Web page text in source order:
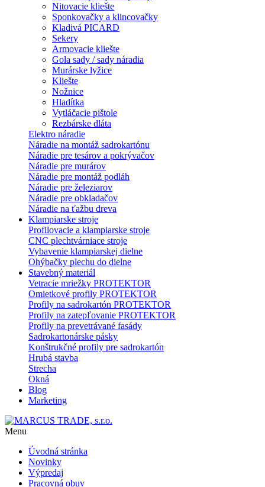
Nitovacie kliešte
Sponkovačky a klincovačky
Kladivá PICARD
Sekery
Armovacie kliešte
Gola sady / sady náradia
Murárske lyžice
Kliešte
Nožnice
Hladítka
Vytláčacie pištole
Rezbárske dláta
Elektro náradie
Náradie na montáž sadrokartónu
Náradie pre tesárov a pokrývačov
Náradie pre murárov
Náradie pre montáž podláh
Náradie pre železiarov
Náradie pre obkladačov
Náradie na ťažbu dreva
Klampiarske stroje
Profilovacie a klampiarske stroje
CNC plechtvárniace stroje
Vybavenie klampiarskej dielne
Ohýbačky plechu do dielne
Stavebný materiál
Vetracie mriežky PROTEKTOR
Omietkové profily PROTEKTOR
Profily na sadrokartón PROTEKTOR
Profily na zatepľovanie PROTEKTOR
Profily na prevetrávané fasády
Sadrokartonárske pásky
Konštrukčné profily pre sadrokartón
Hrubá stavba
Strecha
Okná
Blog
Marketing
Menu
Úvodná stránka
Novinky
Výpredaj
Pracovná obuv